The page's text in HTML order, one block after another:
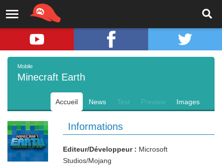
Mobile
Minecraft Earth
Accueil News Test Preview Images
Informations
Editeur/Développeur : Microsoft
Studios/Mojang